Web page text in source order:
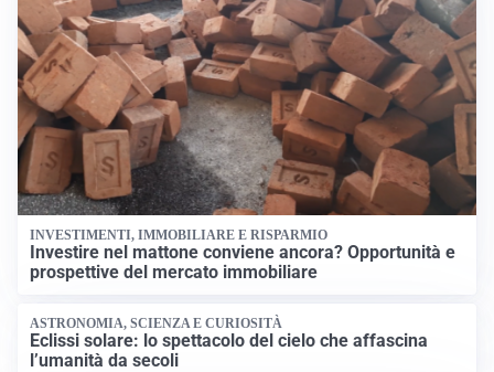
INVESTIMENTI, IMMOBILIARE E RISPARMIO
Investire nel mattone conviene ancora? Opportunità e
prospettive del mercato immobiliare
ASTRONOMIA, SCIENZA E CURIOSITÀ
Eclissi solare: lo spettacolo del cielo che affascina
l’umanità da secoli